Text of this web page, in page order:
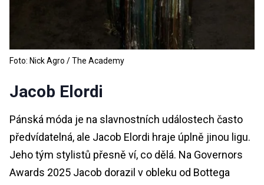
Foto: Nick Agro / The Academy
Jacob Elordi
Pánská móda je na slavnostních událostech často
předvídatelná, ale Jacob Elordi hraje úplně jinou ligu.
Jeho tým stylistů přesně ví, co dělá. Na Governors
Awards 2025 Jacob dorazil v obleku od Bottega